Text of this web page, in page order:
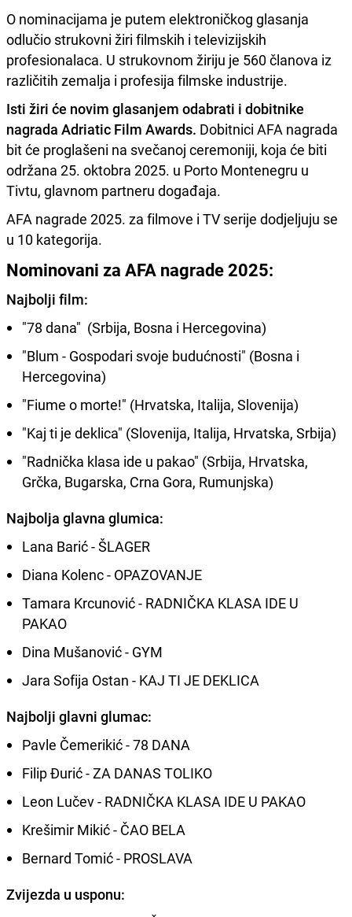
O nominacijama je putem elektroničkog glasanja
odlučio strukovni žiri filmskih i televizijskih
profesionalaca. U strukovnom žiriju je 560 članova iz
različitih zemalja i profesija filmske industrije.
Isti žiri će novim glasanjem odabrati i dobitnike
nagrada Adriatic Film Awards. Dobitnici AFA nagrada
bit će proglašeni na svečanoj ceremoniji, koja će biti
održana 25. oktobra 2025. u Porto Montenegru u
Tivtu, glavnom partneru događaja.
AFA nagrade 2025. za filmove i TV serije dodjeljuju se
u 10 kategorija.
Nominovani za AFA nagrade 2025:
Najbolji film:
"78 dana" (Srbija, Bosna i Hercegovina)
"Blum - Gospodari svoje budućnosti" (Bosna i
Hercegovina)
"Fiume o morte!" (Hrvatska, Italija, Slovenija)
"Kaj ti je deklica" (Slovenija, Italija, Hrvatska, Srbija)
"Radnička klasa ide u pakao" (Srbija, Hrvatska,
Grčka, Bugarska, Crna Gora, Rumunjska)
Najbolja glavna glumica:
Lana Barić - ŠLAGER
Diana Kolenc - OPAZOVANJE
Tamara Krcunović - RADNIČKA KLASA IDE U
PAKAO
Dina Mušanović - GYM
Jara Sofija Ostan - KAJ TI JE DEKLICA
Najbolji glavni glumac:
Pavle Čemerikić - 78 DANA
Filip Đurić - ZA DANAS TOLIKO
Leon Lučev - RADNIČKA KLASA IDE U PAKAO
Krešimir Mikić - ČAO BELA
Bernard Tomić - PROSLAVA
Zvijezda u usponu: